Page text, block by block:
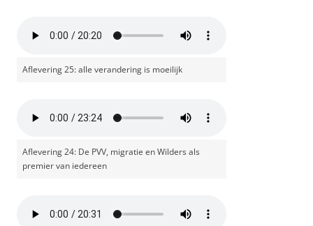
Aflevering 25: alle verandering is moeilijk
Aflevering 24: De PVV, migratie en Wilders als
premier van iedereen